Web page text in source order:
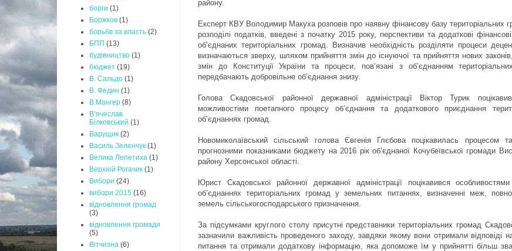
району.
Експерт КВУ Володимир Макуха розповів про наявну фінансову базу територіальних
розподілі податків, введені з початку 2015 року, перспективи та додаткові
об’єднаних територіальних громад. Визначив необхідність розділяти процеси
визначаються зверху, шляхом прийняття змін до існуючої та прийняття нових
змін до Конституції України та процеси, пов’язані з об’єднанням
передбачають добровільне об’єднання знизу.
Голова Скадовської районної державної адміністрації Віктор Турик
можливостіми поетапного процесу об’єднання та додаткового приєднання
об’єднаннях громад.
Новомиколаївський сільський голова Євгенія Глєбова поцікавилась процесом
прогнозними показниками бюджету на 2016 рік об’єднаної Кочубеївської громади
району Херсонської області.
Юрист Скадовської районної державної адміністрації поцікавився
об’єднаннях територіальних громад у земельних питаннях, визначенні меж,
земель сільськогосподарського призначення.
За підсумками круглого столу присутні представники територіальних громад
зазначили важливість проведеного заходу, завдяки якому вони отримали відповіді
питання та отримали додаткову інформацію, яка допоможе їм у прийнятті більш
борги (1)
Боржков (1)
борьбв за власть (2)
БПП (13)
будівництво (1)
бюджет (19)
В. Сальдо (1)
В. Федин (1)
В.Мангер (8)
В’ячеслав
Білковський (1)
Варущик (2)
Василь Зеленчук (1)
Велика Лепетиха (1)
Верхній Рогачик (1)
Вибори (24)
вибори 2015 (16)
відновлення громад
(3)
відновлення громади
(5)
Вітчизна (6)